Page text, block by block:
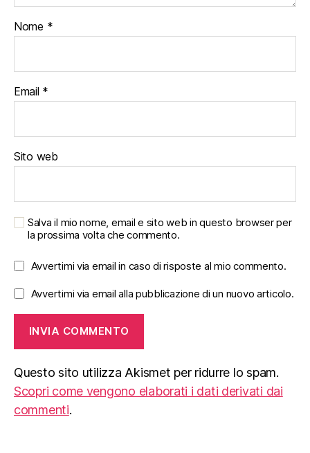
Nome *
Email *
Sito web
Salva il mio nome, email e sito web in questo browser per
la prossima volta che commento.
Avvertimi via email in caso di risposte al mio commento.
Avvertimi via email alla pubblicazione di un nuovo articolo.
Questo sito utilizza Akismet per ridurre lo spam.
Scopri come vengono elaborati i dati derivati dai
commenti.